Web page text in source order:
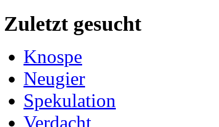
Zuletzt gesucht
Knospe
Neugier
Spekulation
Verdacht